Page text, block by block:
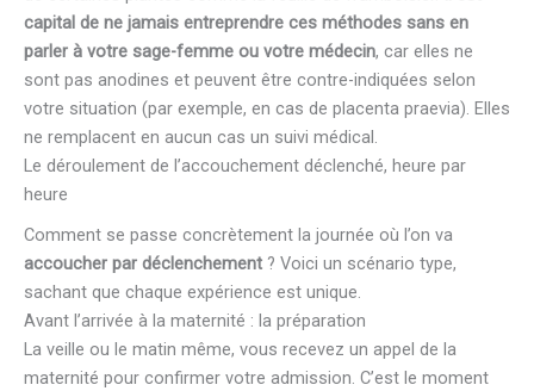
capital de ne jamais entreprendre ces méthodes sans en
parler à votre sage-femme ou votre médecin, car elles ne
sont pas anodines et peuvent être contre-indiquées selon
votre situation (par exemple, en cas de placenta praevia). Elles
ne remplacent en aucun cas un suivi médical.
Le déroulement de l’accouchement déclenché, heure par
heure
Comment se passe concrètement la journée où l’on va
accoucher par déclenchement ? Voici un scénario type,
sachant que chaque expérience est unique.
Avant l’arrivée à la maternité : la préparation
La veille ou le matin même, vous recevez un appel de la
maternité pour confirmer votre admission. C’est le moment